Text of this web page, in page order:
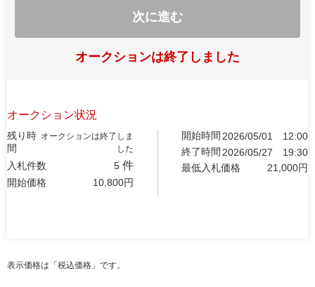
次に進む
オークションは終了しました
オークション状況
残り時
間
オークションは終了しま
した
入札件数 5 件
開始価格 10,800円
開始時間 2026/05/01
12:00
終了時間 2026/05/27
19:30
最低入札価格
21,000円
表示価格は「税込価格」です。